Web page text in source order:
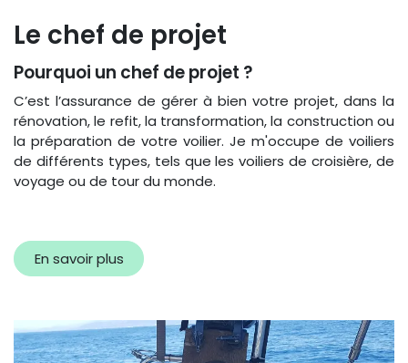
Le chef de projet
Pourquoi un chef de projet ?
C’est l’assurance de gérer à bien votre projet, dans la
rénovation, le refit, la transformation, la construction ou
la préparation de votre voilier. Je m'occupe de voiliers
de différents types, tels que les voiliers de croisière, de
voyage ou de tour du monde.
En savoir plus